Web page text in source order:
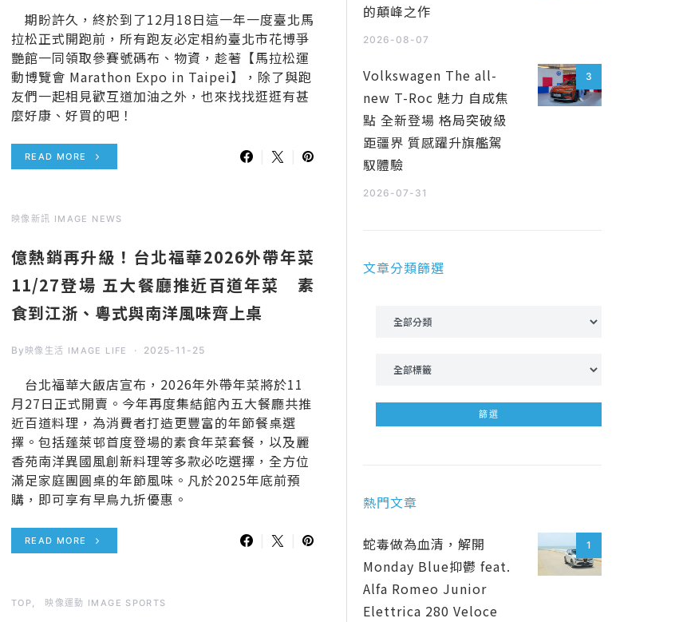
期盼許久，終於到了12月18日這一年一度臺北馬
拉松正式開跑前，所有跑友必定相約臺北市花博爭
艷館一同領取參賽號碼布、物資，趁著【馬拉松運
動博覽會 Marathon Expo in Taipei】，除了與跑
友們一起相見歡互道加油之外，也來找找逛逛有甚
麼好康、好買的吧！
READ MORE
映像新訊 IMAGE NEWS
億熱銷再升級！台北福華2026外帶年菜
11/27登場 五大餐廳推近百道年菜 素
食到江浙、粵式與南洋風味齊上桌
By 映像生活 IMAGE LIFE 2025-11-25
台北福華大飯店宣布，2026年外帶年菜將於11
月27日正式開賣。今年再度集結館內五大餐廳共推
近百道料理，為消費者打造更豐富的年節餐桌選
擇。包括蓬萊邨首度登場的素食年菜套餐，以及麗
香苑南洋異國風創新料理等多款必吃選擇，全方位
滿足家庭團圓桌的年節風味。凡於2025年底前預
購，即可享有早鳥九折優惠。
READ MORE
TOP 映像運動 IMAGE SPORTS
的顛峰之作
2026-08-07
3
Volkswagen The all-
new T-Roc 魅力 自成焦
點 全新登場 格局突破級
距疆界 質感躍升旗艦駕
馭體驗
2026-07-31
文章分類篩選
熱門文章
1
蛇毒做為血清，解開
Monday Blue抑鬱 feat.
Alfa Romeo Junior
Elettrica 280 Veloce